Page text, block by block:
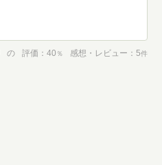
の 評価 40 ％ 感想・レビュー 5件